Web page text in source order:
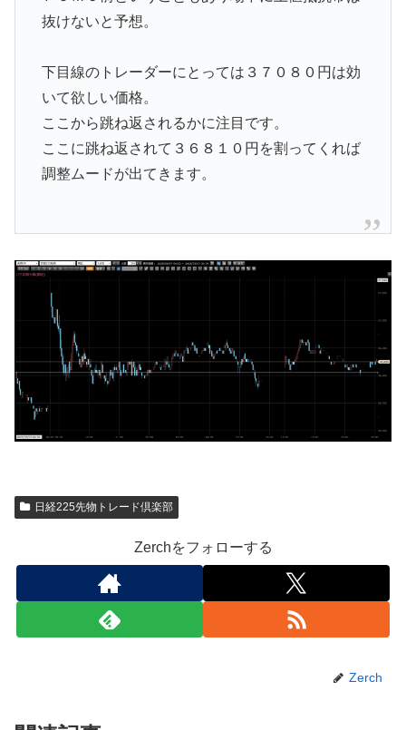
抜けないと予想。
下目線のトレーダーにとっては３７０８０円は効
いて欲しい価格。
ここから跳ね返されるかに注目です。
ここに跳ね返されて３６８１０円を割ってくれば
調整ムードが出てきます。
日経225先物トレード倶楽部
Zerchをフォローする
Zerch